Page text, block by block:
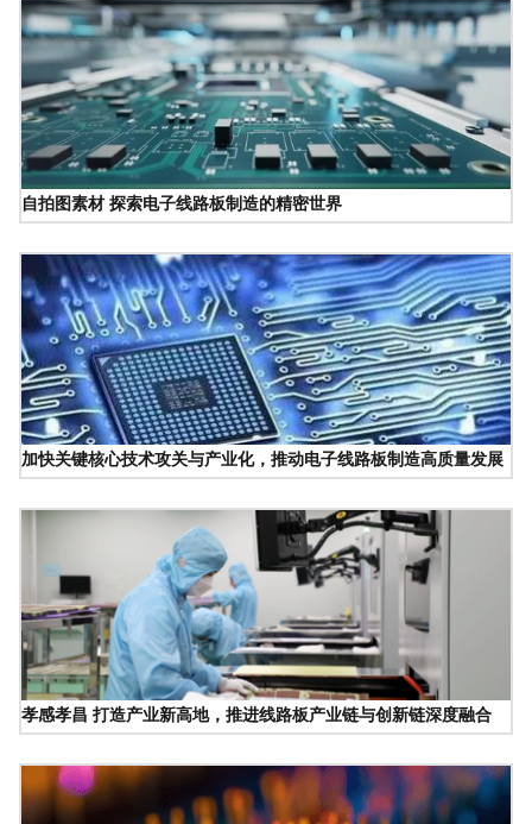
自拍图素材 探索电子线路板制造的精密世界
加快关键核心技术攻关与产业化，推动电子线路板制造高质量发展
孝感孝昌 打造产业新高地，推进线路板产业链与创新链深度融合